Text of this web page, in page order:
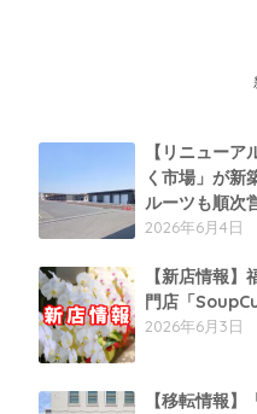
【リニュー
く市場」が新
ルーツも順次
2026年6月4日
【新店情報
門店「
2026年6月3日
【移転情報